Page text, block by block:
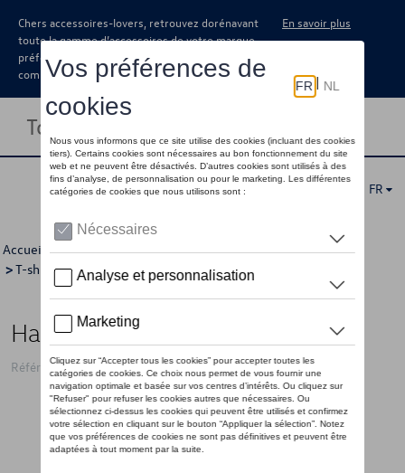
Chers accessoires-lovers, retrouvez dorénavant
toute la gamme d’accessoires de votre marque
préférée sous forme de catalogue à
commander auprès de votre concessionaire.
En savoir plus
Toggle navigation
FR
Accueil >Pour vous >T-Roc Collection >Vêtements
>T-shirts/polo's >Femmes > Détail
Haut VW T-Roc, noir - L
Référence: 2GV084212C 041